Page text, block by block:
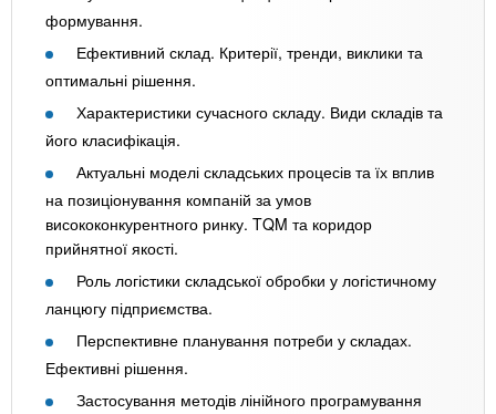
формування.
Ефективний склад. Критерії, тренди, виклики та
оптимальні рішення.
Характеристики сучасного складу. Види складів та
його класифікація.
Актуальні моделі складських процесів та їх вплив
на позиціонування компаній за умов
висококонкурентного ринку. TQM та коридор
прийнятної якості.
Роль логістики складської обробки у логістичному
ланцюгу підприємства.
Перспективне планування потреби у складах.
Ефективні рішення.
Застосування методів лінійного програмування